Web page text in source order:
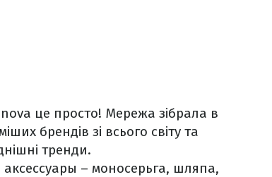
це просто! Мережа зібрала в
брендів зі всього світу та
тренди.
– моносерьга, шляпа,